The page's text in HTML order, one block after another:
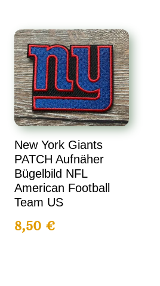
New York Giants
PATCH Aufnäher
Bügelbild NFL
American Football
Team US
8,50€